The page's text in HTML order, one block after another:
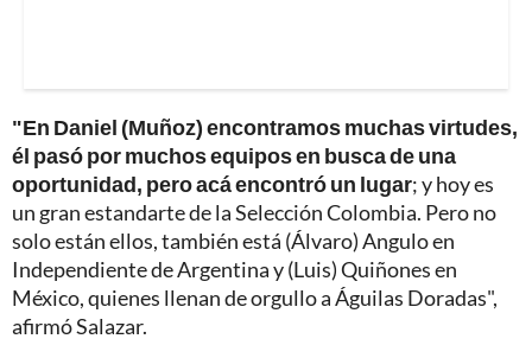
"En Daniel (Muñoz) encontramos muchas virtudes,
él pasó por muchos equipos en busca de una
oportunidad, pero acá encontró un lugar; y hoy es
un gran estandarte de la Selección Colombia. Pero no
solo están ellos, también está (Álvaro) Angulo en
Independiente de Argentina y (Luis) Quiñones en
México, quienes llenan de orgullo a Águilas Doradas",
afirmó Salazar.